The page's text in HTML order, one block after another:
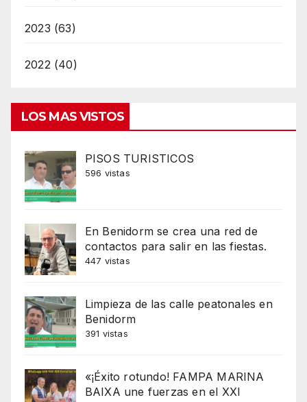
2023 (63)
2022 (40)
LOS MAS VISTOS
PISOS TURISTICOS
596 vistas
En Benidorm se crea una red de
contactos para salir en las fiestas.
447 vistas
Limpieza de las calle peatonales en
Benidorm
391 vistas
«¡Éxito rotundo! FAMPA MARINA
BAIXA une fuerzas en el XXI